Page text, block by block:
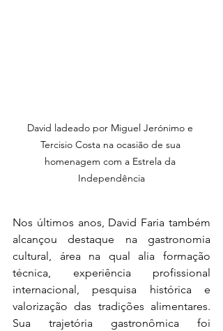
David ladeado por Miguel Jerónimo e
Tercisio Costa na ocasião de sua
homenagem com a Estrela da
Independência
Nos últimos anos, David Faria também
alcançou destaque na gastronomia
cultural, área na qual alia formação
técnica, experiência profissional
internacional, pesquisa histórica e
valorização das tradições alimentares.
Sua trajetória gastronômica foi